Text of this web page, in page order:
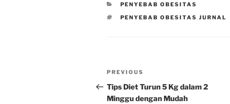
CATEGORIES
PENYEBAB OBESITAS
TAGS
PENYEBAB OBESITAS JURNAL
Post
navigation
Previous
Post
PREVIOUS
Tips Diet Turun 5 Kg dalam 2
Minggu dengan Mudah